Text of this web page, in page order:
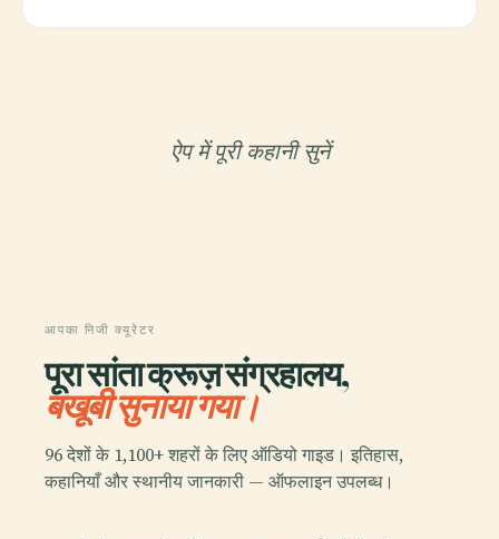
ऐप में पूरी कहानी सुनें
आपका निजी क्यूरेटर
पूरा सांता क्रूज़ संग्रहालय,
बखूबी सुनाया गया।
96 देशों के 1,100+ शहरों के लिए ऑडियो गाइड। इतिहास,
कहानियाँ और स्थानीय जानकारी — ऑफलाइन उपलब्ध।